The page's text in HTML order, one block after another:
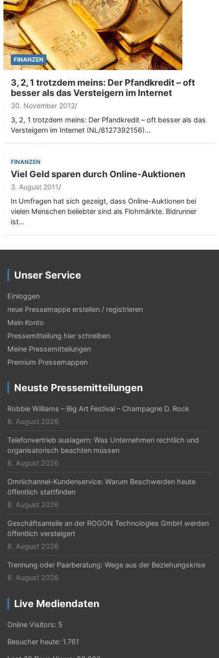
FINANZEN
3, 2, 1 trotzdem meins: Der Pfandkredit – oft
besser als das Versteigern im Internet
30. November 2012
3, 2, 1 trotzdem meins: Der Pfandkredit – oft besser als das
Versteigern im Internet (NL/8127392156)…
FINANZEN
Viel Geld sparen durch Online-Auktionen
3. August 2011
In Umfragen hat sich gezeigt, dass Online-Auktionen bei
vielen Menschen beliebter sind als Flohmärkte. Bidrunner
ist…
Unser Service
Einloggen
neue Pressemappe erstellen / registrieren
Mein Konto
Pressemitteilung hier schreiben
Meine Pressemitteilungen
Premium Pressemappen
Neuste Pressemitteilungen
Robbie Williams – Big Art Festival – Champagne D. Rock
8. August 2026
Telefonvertrieb auslagern: Was Unternehmen rechtlich und
organisatorisch beachten müssen
8. August 2026
Omnichannel-Kundenservice: Warum Beschwerden heute
öffentlich stattfinden
8. August 2026
Geschäftsanteile an der ROGON Technologies GmbH werden
öffentlich versteigert
8. August 2026
Trennung oder Paarberatung: Wege aus der Beziehungskrise
8. August 2026
Live Mediendaten
Online Visitors: 5
Besucher heute: 1.761